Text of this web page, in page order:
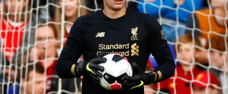
DALŠÍ SPORTY
Americký fotbal
Baseball a softbal
Basketbal
NEPŘEHLÉDNĚTE
Soutěže
Historické návraty